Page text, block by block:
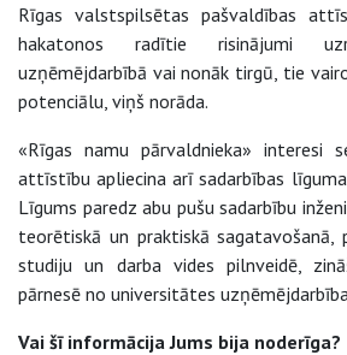
Rīgas valstspilsētas pašvaldības
hakatonos radītie risinājumi
uzņēmējdarbībā vai nonāk tirgū, tie
potenciālu, viņš norāda.
«Rīgas namu pārvaldnieka» interesi
attīstību apliecina arī sadarbības
Līgums paredz abu pušu sadarbību
teorētiskā un praktiskā sagatavošanā,
studiju un darba vides pilnveidē,
pārnesē no universitātes
Vai šī informācija Jums bija noderīga?